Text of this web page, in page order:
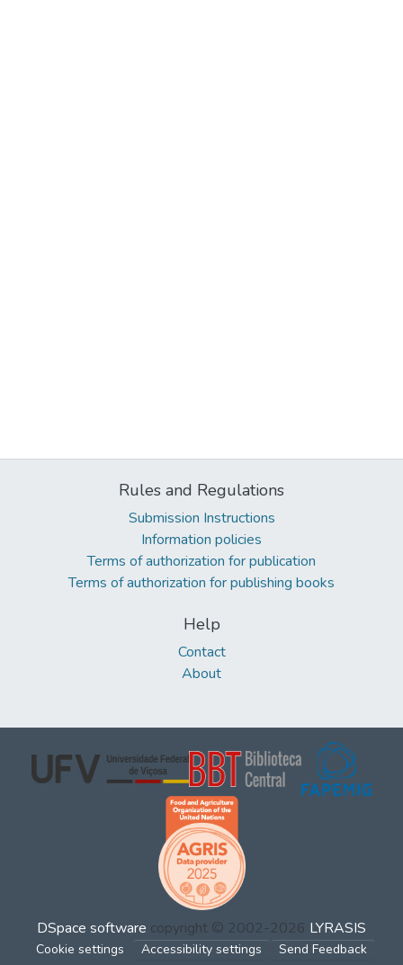
Rules and Regulations
Submission Instructions
Information policies
Terms of authorization for publication
Terms of authorization for publishing books
Help
Contact
About
DSpace software copyright © 2002-2026 LYRASIS
Cookie settings Accessibility settings Send Feedback